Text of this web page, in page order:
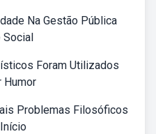
Na Gestão Pública
Social
Foram Utilizados
Humor
Problemas Filosóficos